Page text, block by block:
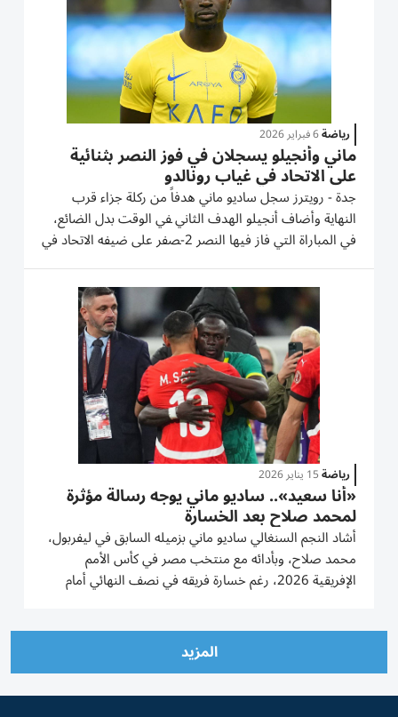
رياضة6 فبراير 2026
ماني وأنجيلو يسجلان في فوز النصر بثنائية
على الاتحاد في غياب رونالدو
جدة - رويترز سجل ساديو ماني هدفاً من ركلة جزاء قرب
النهاية وأضاف أنجيلو الهدف الثاني ‍في ‌الوقت بدل الضائع،
في المباراة التي ⁠فاز فيها النصر 2-‍صفر على ضيفه الاتحاد في
الدوري السعودي لكرة القدم للمحترفين، بينما استمر ‍غياب
كريستيانو رونالدو عن صفوف صاحب الأرض ‍اليوم...
رياضة15 يناير 2026
«أنا سعيد».. ساديو ماني يوجه رسالة مؤثرة
لمحمد صلاح بعد الخسارة
أشاد النجم السنغالي ساديو ماني بزميله السابق في ليفربول،
محمد صلاح، وبأدائه مع منتخب مصر في كأس الأمم
الإفريقية 2026، رغم خسارة فريقه في نصف النهائي أمام
المزيد